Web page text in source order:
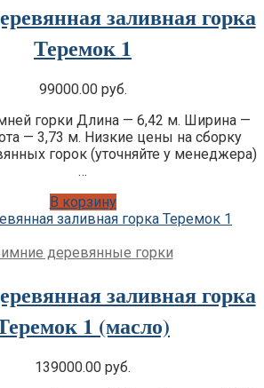
заливная горка
Теремок 1
99000.00 руб.
горки Длина — 6,42 м. Ширина —
— 3,73 м. Низкие цены на сборку
горок (уточняйте у менеджера)
…
В корзину
деревянные горки
заливная горка
1 (масло)
139000.00 руб.